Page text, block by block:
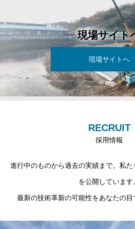
現場サイト
現場サイトへ
RECRUIT
採用情報
進行中のものから過去の実績まで。私
を公開しています
最新の技術革新の可能性をあなたの目